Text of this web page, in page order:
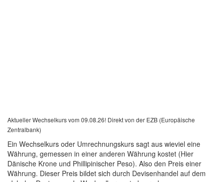
Aktueller Wechselkurs vom 09.08.26! Direkt von der EZB (Europäische
Zentralbank)
Ein Wechselkurs oder Umrechnungskurs sagt aus wieviel eine
Währung, gemessen in einer anderen Währung kostet (Hier
Dänische Krone und Phillipinischer Peso). Also den Preis einer
Währung. Dieser Preis bildet sich durch Devisenhandel auf dem